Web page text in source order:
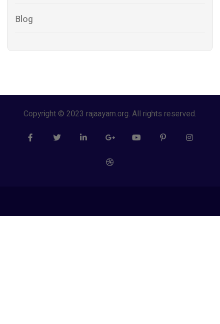
Blog
Copyright © 2023 rajaayam.org. All rights reserved.